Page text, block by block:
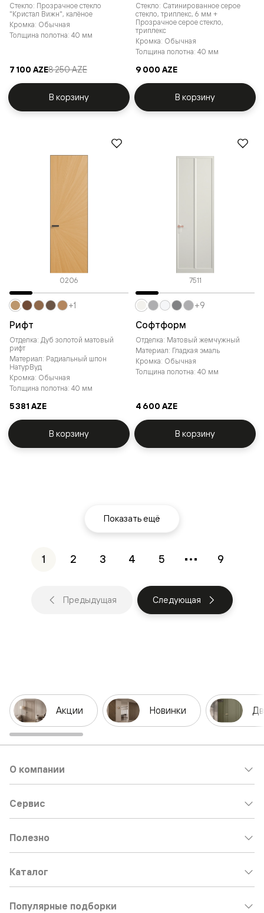
Стекло: Прозрачное стекло
"Кристал Вижн", калёное
Кромка: Обычная
Толщина полотна: 40 мм
7 100 AZE8 250 AZE
В корзину
Стекло: Сатинированное серое
стекло, триплекс, 6 мм +
Прозрачное серое стекло,
триплекс
Кромка: Обычная
Толщина полотна: 40 мм
9 000 AZE
В корзину
0206
Рифт
Отделка: Дуб золотой матовый
рифт
Материал: Радиальный шпон
НатурВуд
Кромка: Обычная
Толщина полотна: 40 мм
5 381 AZE
+1
В корзину
7511
Софтформ
Отделка: Матовый жемчужный
Материал: Гладкая эмаль
Кромка: Обычная
Толщина полотна: 40 мм
4 600 AZE
+9
В корзину
Показать ещё
1 2 3 4 5 9
Предыдущая Следующая
Акции Новинки
О компании
Сервис
Полезно
Каталог
Популярные подборки